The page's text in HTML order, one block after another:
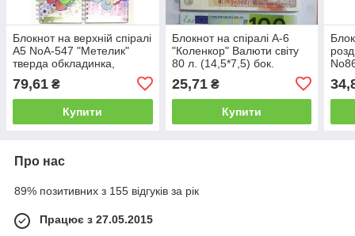
Блокнот на верхній спіралі
А5 NoА-547 "Метелик"
тверда обкладинка,
79,61 ₴
Купити
Блокнот на спіралі А-6
"Коленкор" Валюти світу
80 л. (14,5*7,5) бок.
25,71₴
Купити
Про нас
89% позитивних з 155 відгуків за рік
Працює з 27.05.2015